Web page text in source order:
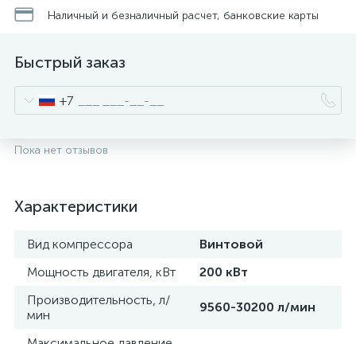
Наличный и безналичный расчет, банковские карты
Быстрый заказ
+7
Пока нет отзывов
Характеристики
Вид компрессора
Винтовой
Мощность двигателя, кВт
200 кВт
Производительность, л/
мин
9560-30200 л/мин